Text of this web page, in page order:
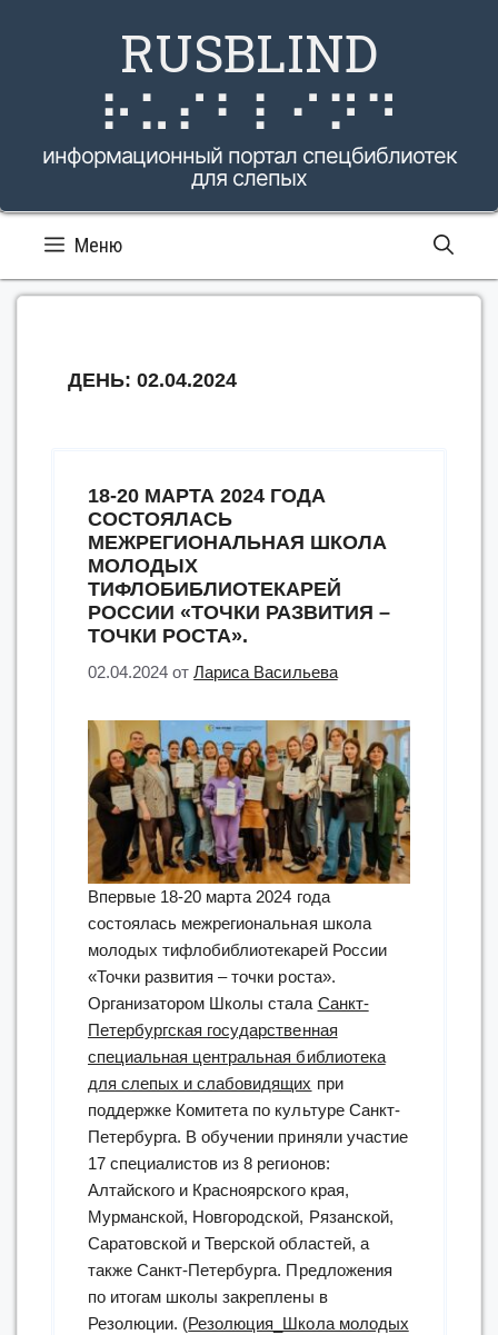
RUSBLIND
⠗⠥⠎⠃⠇⠊⠝⠙
информационный портал спецбиблиотек
для слепых
Меню
ДЕНЬ: 02.04.2024
18-20 МАРТА 2024 ГОДА
СОСТОЯЛАСЬ
МЕЖРЕГИОНАЛЬНАЯ ШКОЛА
МОЛОДЫХ
ТИФЛОБИБЛИОТЕКАРЕЙ
РОССИИ «ТОЧКИ РАЗВИТИЯ –
ТОЧКИ РОСТА».
02.04.2024 отЛариса Васильева
Впервые 18-20 марта 2024 года
состоялась межрегиональная школа
молодых тифлобиблиотекарей России
«Точки развития – точки роста».
Организатором Школы стала Санкт-
Петербургская государственная
специальная центральная библиотека
для слепых и слабовидящих при
поддержке Комитета по культуре Санкт-
Петербурга. В обучении приняли участие
17 специалистов из 8 регионов:
Алтайского и Красноярского края,
Мурманской, Новгородской, Рязанской,
Саратовской и Тверской областей, а
также Санкт-Петербурга. Предложения
по итогам школы закреплены в
Резолюции. (Резолюция_Школа молодых